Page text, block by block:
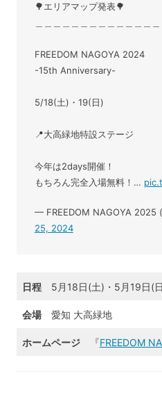
🌳エリアマップ発表🌳
FREEDOM NAGOYA 2024
-15th Anniversary-
5/18(土)・19(日)
📍大高緑地特設ステージ
今年は2days開催！
もちろん完全入場無料！…
— FREEDOM NAGOYA 2025
25, 2024
日程5月18日(土)・5月19日(
会場愛知 大高緑地
ホームページ『FREEDOM